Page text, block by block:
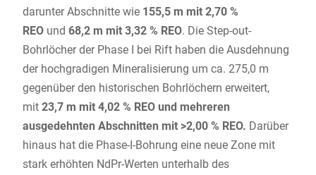
darunter Abschnitte wie 155,5 m mit 2,70 %
REOund 68,2 m mit 3,32 % REO. Die Step-out-
Bohrlöcher der Phase I bei Rift haben die Ausdehnung
der hochgradigen Mineralisierung um ca. 275,0 m
gegenüber den historischen Bohrlöchern erweitert,
mit 23,7 m mit 4,02 % REO und mehreren
ausgedehnten Abschnitten mit >2,00 % REO. Darüber
hinaus hat die Phase-I-Bohrung eine neue Zone mit
stark erhöhten NdPr-Werten unterhalb des